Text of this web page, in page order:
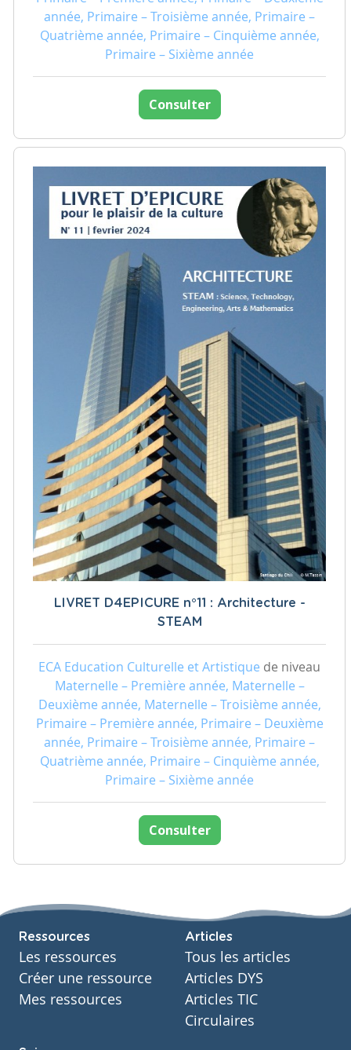
année, Primaire – Troisième année, Primaire –
Quatrième année, Primaire – Cinquième année,
Primaire – Sixième année
Consulter
LIVRET D4EPICURE n°11 : Architecture -
STEAM
ECA Education Culturelle et Artistique de niveau
Maternelle – Première année, Maternelle –
Deuxième année, Maternelle – Troisième année,
Primaire – Première année, Primaire – Deuxième
année, Primaire – Troisième année, Primaire –
Quatrième année, Primaire – Cinquième année,
Primaire – Sixième année
Consulter
Ressources
Les ressources
Créer une ressource
Mes ressources
Articles
Tous les articles
Articles DYS
Articles TIC
Circulaires